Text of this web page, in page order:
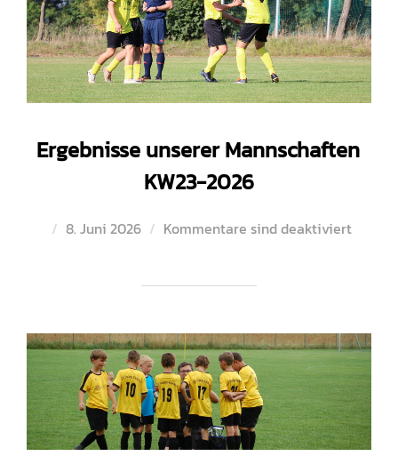
Ergebnisse unserer Mannschaften
KW23-2026
Veröffentlicht
8. Juni 2026 Kommentare sind deaktiviert